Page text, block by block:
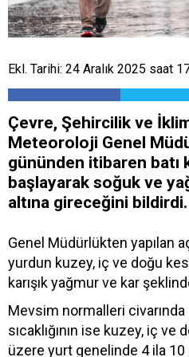
Ekl. Tarihi: 24 Aralık 2025 saat
Çevre, Şehircilik ve
Meteoroloji Genel
gününden itibaren batı
başlayarak soğuk ve
altına gireceğini bildirdi.
Genel Müdürlükten yapılan
yurdun kuzey, iç ve doğu
karışık yağmur ve kar
Mevsim normalleri
sıcaklığının ise kuzey, iç
üzere yurt genelinde 4 ila